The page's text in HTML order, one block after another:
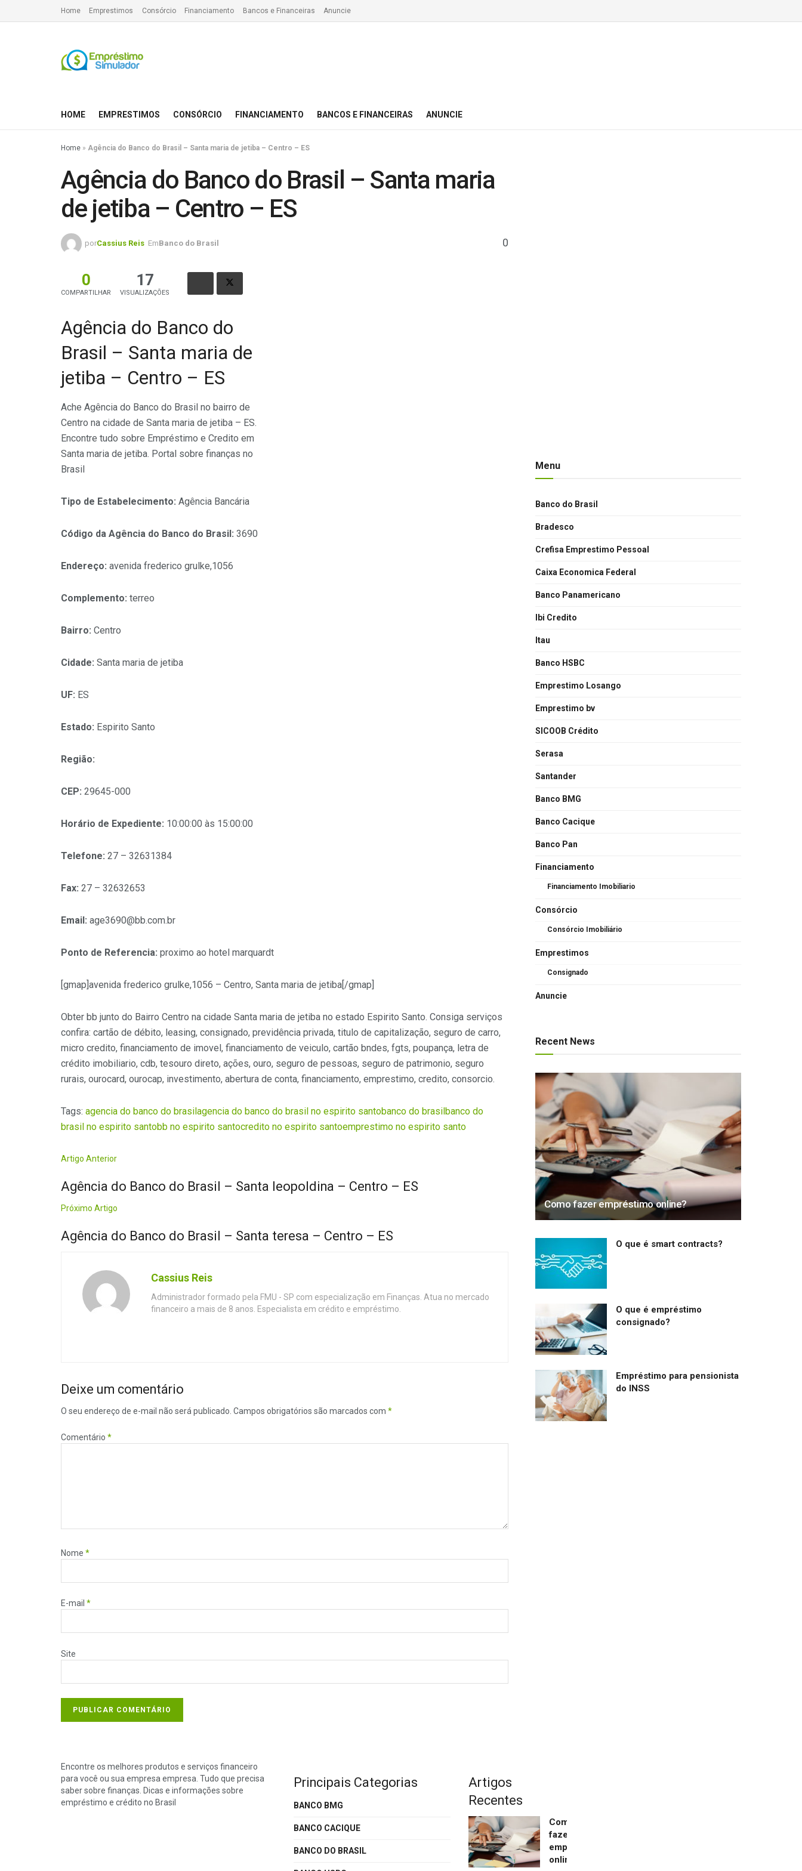
Home Emprestimos Consórcio Financiamento Bancos e Financeiras Anuncie
HOME EMPRESTIMOS CONSÓRCIO FINANCIAMENTO BANCOS E FINANCEIRAS ANUNCIE
Home » Agência do Banco do Brasil – Santa maria de jetiba – Centro – ES
Agência do Banco do Brasil – Santa maria
de jetiba – Centro – ES
porCassius Reis EmBanco do Brasil 0
0
COMPARTILHAR
17
VISUALIZAÇÕES
Agência do Banco do
Brasil – Santa maria de
jetiba – Centro – ES
Ache Agência do Banco do Brasil no bairro de
Centro na cidade de Santa maria de jetiba – ES.
Encontre tudo sobre Empréstimo e Credito em
Santa maria de jetiba. Portal sobre finanças no
Brasil
Tipo de Estabelecimento: Agência Bancária
Código da Agência do Banco do Brasil: 3690
Endereço: avenida frederico grulke,1056
Complemento: terreo
Bairro: Centro
Cidade: Santa maria de jetiba
UF: ES
Estado: Espirito Santo
Região:
CEP: 29645-000
Horário de Expediente: 10:00:00 às 15:00:00
Telefone: 27 – 32631384
Fax: 27 – 32632653
Email: age3690@bb.com.br
Ponto de Referencia: proximo ao hotel marquardt
[gmap]avenida frederico grulke,1056 – Centro, Santa maria de jetiba[/gmap]
Obter bb junto do Bairro Centro na cidade Santa maria de jetiba no estado Espirito Santo. Consiga serviços
confira: cartão de débito, leasing, consignado, previdência privada, titulo de capitalização, seguro de carro,
micro credito, financiamento de imovel, financiamento de veiculo, cartão bndes, fgts, poupança, letra de
crédito imobiliario, cdb, tesouro direto, ações, ouro, seguro de pessoas, seguro de patrimonio, seguro
rurais, ourocard, ourocap, investimento, abertura de conta, financiamento, emprestimo, credito, consorcio.
Tags: agencia do banco do brasil agencia do banco do brasil no espirito santobanco do brasil banco do
brasil no espirito santobb no espirito santocredito no espirito santoemprestimo no espirito santo
Artigo Anterior
Agência do Banco do Brasil – Santa leopoldina – Centro – ES
Próximo Artigo
Agência do Banco do Brasil – Santa teresa – Centro – ES
Cassius Reis
Administrador formado pela FMU - SP com especialização em Finanças. Atua no mercado
financeiro a mais de 8 anos. Especialista em crédito e empréstimo.
Deixe um comentário
O seu endereço de e-mail não será publicado. Campos obrigatórios são marcados com *
Comentário *
Nome *
E-mail *
Site
Menu
Banco do Brasil
Bradesco
Crefisa Emprestimo Pessoal
Caixa Economica Federal
Banco Panamericano
Ibi Credito
Itau
Banco HSBC
Emprestimo Losango
Emprestimo bv
SICOOB Crédito
Serasa
Santander
Banco BMG
Banco Cacique
Banco Pan
Financiamento
Financiamento Imobiliario
Consórcio
Consórcio Imobiliário
Emprestimos
Consignado
Anuncie
Recent News
Como fazer empréstimo online?
O que é smart contracts?
O que é empréstimo
consignado?
Empréstimo para pensionista
do INSS
Encontre os melhores produtos e serviços financeiro
para você ou sua empresa empresa. Tudo que precisa
saber sobre finanças. Dicas e informações sobre
empréstimo e crédito no Brasil
Principais Categorias
BANCO BMG
BANCO CACIQUE
BANCO DO BRASIL
Artigos
Recentes
Como
fazer
empréstimo
online?